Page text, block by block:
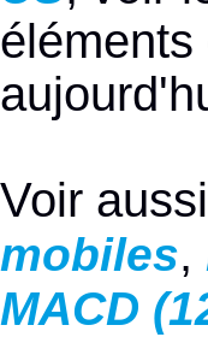
Voir
mobiles,
MACD